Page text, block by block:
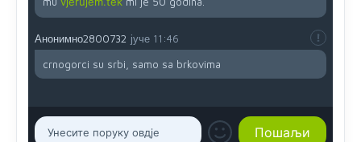
Анонимно2800732 јуче 11:46
crnogorci su srbi, samo sa brkovima